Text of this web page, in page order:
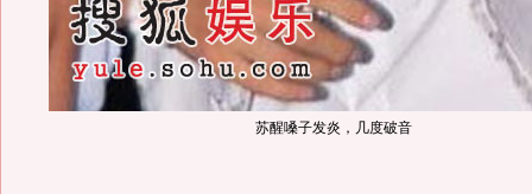
苏醒嗓子发炎，几度破音